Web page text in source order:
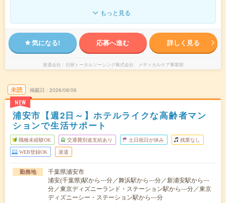
もっと見る
気になる! 応募へ進む 詳しく見る
派遣会社 日研トータルソーシング株式会社 メディカルケア事業部
未読
NEW
掲載日 2026/08/06
浦安市【週2日～】ホテルライクな高齢者マン
ションで生活サポート
職種未経験OK 交通費別途支給あり 土日祝日が休み 残業なし
WEB登録OK 派遣
勤務地
千葉県浦安市
浦安(千葉県)駅から---分／舞浜駅から---分／新浦安駅から---
分／東京ディズニーランド・ステーション駅から---分／東京
ディズニーシー・ステーション駅から---分